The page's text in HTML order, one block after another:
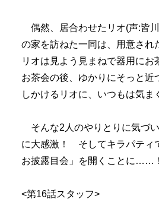
偶然、居合わせたリオ(声:皆
の家を訪ねた一同は、用意され
リオは見よう見まねで器用に
お茶会の後、ゆかりにそっと
しかけるリオに、いつもは気
そんな2人のやりとりに気づ
に大感激！ そしてキラパティ
お披露目会」を開くことに……
<第16話スタッフ>